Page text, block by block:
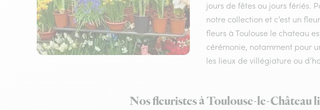
jours de fêtes ou jours fériés.
notre collection et c’est un
fleurs à Toulouse le chateau
cérémonie, notamment pour
les lieux de villégiature ou
Nos fleuristes à Toulouse-le-Château